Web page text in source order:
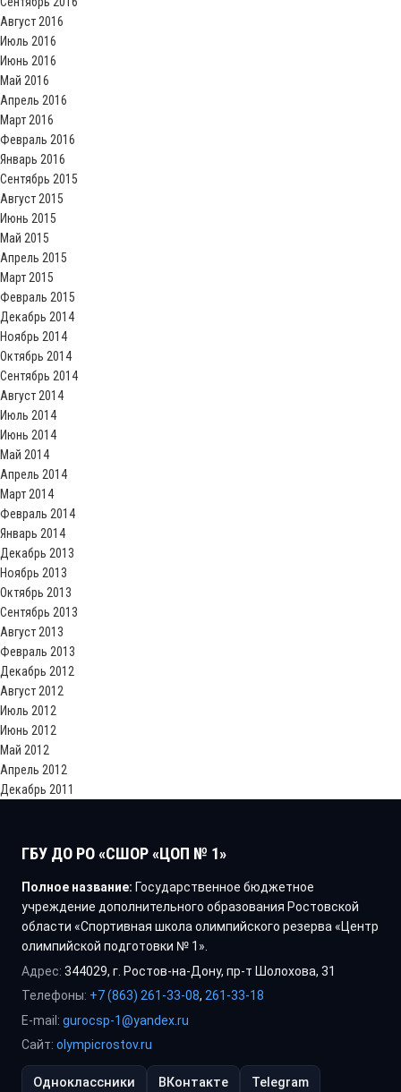
Август 2016
Июль 2016
Июнь 2016
Май 2016
Апрель 2016
Март 2016
Февраль 2016
Январь 2016
Сентябрь 2015
Август 2015
Июнь 2015
Май 2015
Апрель 2015
Март 2015
Февраль 2015
Декабрь 2014
Ноябрь 2014
Октябрь 2014
Сентябрь 2014
Август 2014
Июль 2014
Июнь 2014
Май 2014
Апрель 2014
Март 2014
Февраль 2014
Январь 2014
Декабрь 2013
Ноябрь 2013
Октябрь 2013
Сентябрь 2013
Август 2013
Февраль 2013
Декабрь 2012
Август 2012
Июль 2012
Июнь 2012
Май 2012
Апрель 2012
Декабрь 2011
ГБУ ДО РО «СШОР «ЦОП № 1»
Полное название: Государственное бюджетное
учреждение дополнительного образования Ростовской
области «Спортивная школа олимпийского резерва «Центр
олимпийской подготовки № 1».
Адрес: 344029, г. Ростов-на-Дону, пр-т Шолохова, 31
Телефоны: +7 (863) 261-33-08, 261-33-18
E-mail: gurocsp-1@yandex.ru
Сайт: olympicrostov.ru
Одноклассники ВКонтакте Telegram